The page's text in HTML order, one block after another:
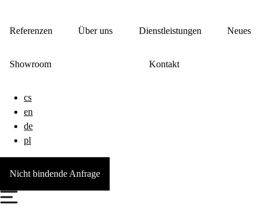
Referenzen Über uns Dienstleistungen Neues
Showroom Kontakt
cs
en
de
pl
Nicht bindende Anfrage